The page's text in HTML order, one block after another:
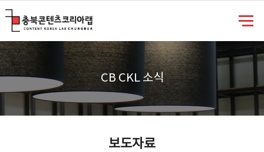
CB CKL 소식
보도자료